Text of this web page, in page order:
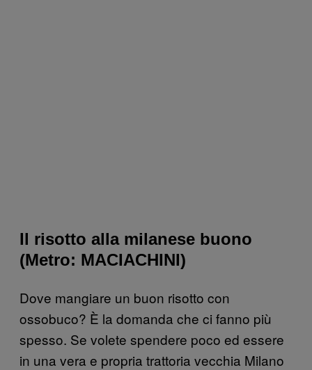
Il risotto alla milanese buono
(Metro: MACIACHINI)
Dove mangiare un buon risotto con
ossobuco? È la domanda che ci fanno più
spesso. Se volete spendere poco ed essere
in una vera e propria trattoria vecchia Milano